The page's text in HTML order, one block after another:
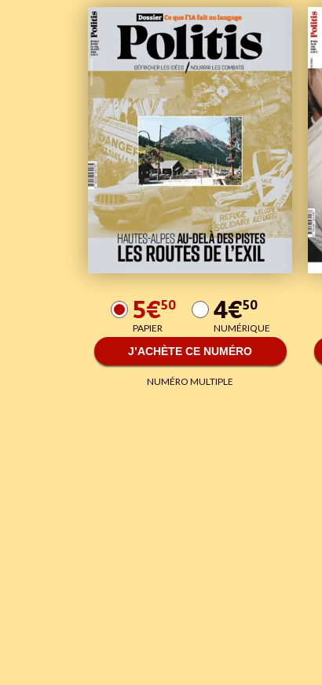
5€50
PAPIER 4€50
NUMÉRIQUE
J’ACHÈTE CE NUMÉRO
NUMÉRO MULTIPLE